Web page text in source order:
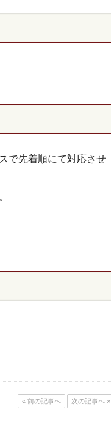
で先着順にて対応させ
« 前の記事へ 次の記事へ »